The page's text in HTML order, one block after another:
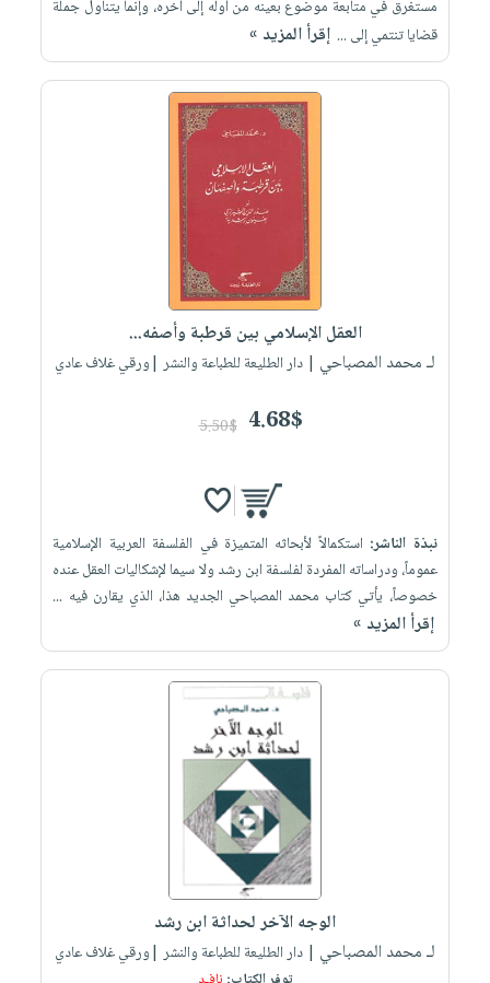
مستغرق في متابعة موضوع بعينه من أوله إلى أخره، وإنما يتناول جملة
قضايا تنتمي إلى ... إقرأ المزيد »
العقل الإسلامي بين قرطبة وأصفه...
لـ محمد المصباحي | دار الطليعة للطباعة والنشر |ورقي غلاف عادي
4.68$
5.50$
نبذة الناشر: استكمالاً لأبحاثه المتميزة في الفلسفة العربية الإسلامية
عموماً، ودراساته المفردة لفلسفة ابن رشد ولا سيما لإشكاليات العقل عنده
خصوصاً، يأتي كتاب محمد المصباحي الجديد هذا، الذي يقارن فيه ...
إقرأ المزيد »
الوجه الآخر لحداثة ابن رشد
لـ محمد المصباحي | دار الطليعة للطباعة والنشر |ورقي غلاف عادي